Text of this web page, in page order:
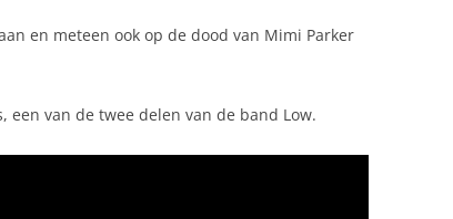
en meteen ook op de dood van Mimi Parker
een van de twee delen van de band Low.